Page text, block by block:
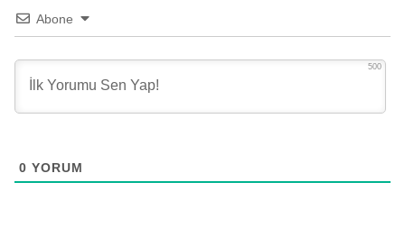
Abone
500
0 YORUM